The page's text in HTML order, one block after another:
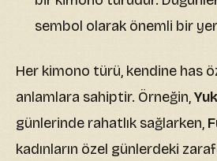
sembol olarak önemli bir
Her kimono türü, kendine has
anlamlara sahiptir. Örneğin,
günlerinde rahatlık sağlarken,
kadınların özel günlerdeki